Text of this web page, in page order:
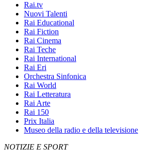
Rai.tv
Nuovi Talenti
Rai Educational
Rai Fiction
Rai Cinema
Rai Teche
Rai International
Rai Eri
Orchestra Sinfonica
Rai World
Rai Letteratura
Rai Arte
Rai 150
Prix Italia
Museo della radio e della televisione
NOTIZIE E SPORT